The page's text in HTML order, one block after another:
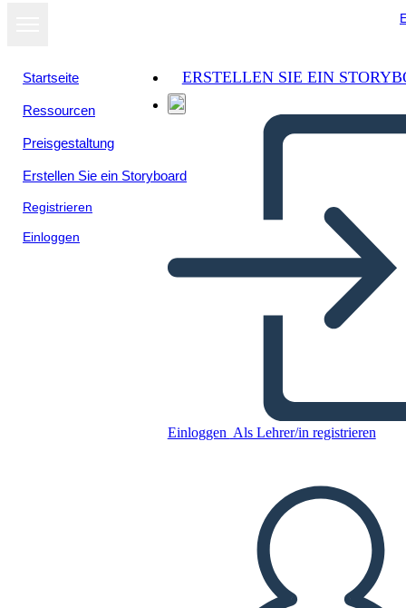
Startseite
Ressourcen
Preisgestaltung
Erstellen Sie ein Storyboard
Registrieren
Einloggen
ERSTELLEN SIE EIN
Einloggen Als Lehrer/in registrieren
התפטרות ניקסון ב -1974
Kopieren Sie dieses Storyboard
ERSTELLEN SIE EIN STORYBOARD